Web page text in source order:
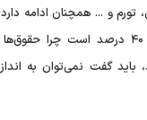
و ... همچنان ادامه
۴۰ درصد، باید گفت نمی‌توان به